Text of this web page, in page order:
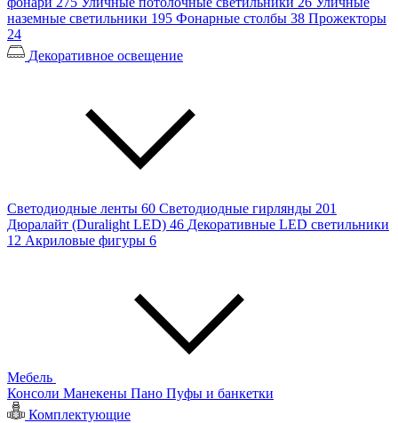
наземные светильники 195 Фонарные столбы 38 Прожекторы
24
Декоративное освещение
Светодиодные ленты 60 Светодиодные гирлянды 201
Дюралайт (Duralight LED) 46 Декоративные LED светильники
12 Акриловые фигуры 6
Мебель
Консоли Манекены Пано Пуфы и банкетки
Комплектующие